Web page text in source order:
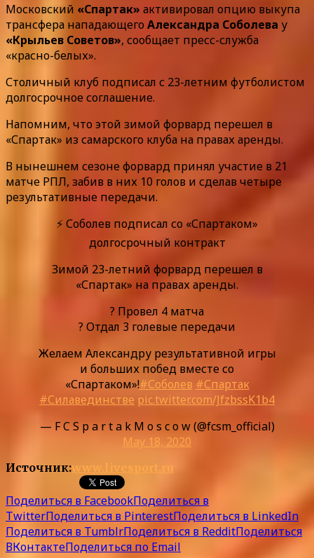
Московский «Спартак» активировал опцию выкупа
трансфера нападающего Александра Соболева у
«Крыльев Советов», сообщает пресс-служба
«красно-белых».
Столичный клуб подписал с 23-летним футболистом
долгосрочное соглашение.
Напомним, что этой зимой форвард перешел в
«Спартак» из самарского клуба на правах аренды.
В нынешнем сезоне форвард принял участие в 21
матче РПЛ, забив в них 10 голов и сделав четыре
результативные передачи.
⚡ Соболев подписал со «Спартаком»
долгосрочный контракт
Зимой 23-летний форвард перешел в
«Спартак» на правах аренды.
? Провел 4 матча
? Отдал 3 голевые передачи
Желаем Александру результативной игры
и больших побед вместе со
«Спартаком»!#Соболев #Спартак
#Силавединстве pic.twitter.com/JfzbssK1b4
— F C S p a r t a k M o s c o w (@fcsm_official)
May 18, 2020
Источник:www.livesport.ru
Поделиться в FacebookПоделиться в
TwitterПоделиться в PinterestПоделиться в LinkedIn
Поделиться в TumblrПоделиться в RedditПоделиться
ВКонтактеПоделиться по Email